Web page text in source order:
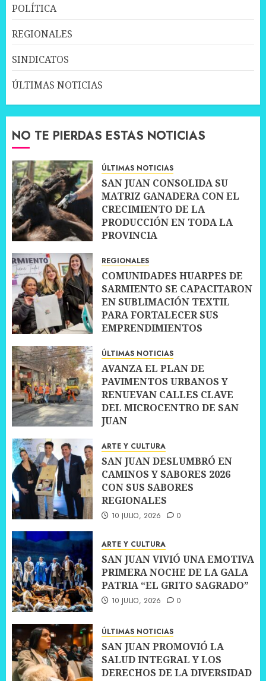
POLÍTICA
REGIONALES
SINDICATOS
ÚLTIMAS NOTICIAS
NO TE PIERDAS ESTAS NOTICIAS
ÚLTIMAS NOTICIAS
SAN JUAN CONSOLIDA SU
MATRIZ GANADERA CON EL
CRECIMIENTO DE LA
PRODUCCIÓN EN TODA LA
PROVINCIA
REGIONALES
COMUNIDADES HUARPES DE
SARMIENTO SE CAPACITARON
EN SUBLIMACIÓN TEXTIL
PARA FORTALECER SUS
EMPRENDIMIENTOS
ÚLTIMAS NOTICIAS
AVANZA EL PLAN DE
PAVIMENTOS URBANOS Y
RENUEVAN CALLES CLAVE
DEL MICROCENTRO DE SAN
JUAN
ARTE Y CULTURA
SAN JUAN DESLUMBRÓ EN
CAMINOS Y SABORES 2026
CON SUS SABORES
REGIONALES
10 JULIO, 2026 0
ARTE Y CULTURA
SAN JUAN VIVIÓ UNA EMOTIVA
PRIMERA NOCHE DE LA GALA
PATRIA “EL GRITO SAGRADO”
10 JULIO, 2026 0
ÚLTIMAS NOTICIAS
SAN JUAN PROMOVIÓ LA
SALUD INTEGRAL Y LOS
DERECHOS DE LA DIVERSIDAD